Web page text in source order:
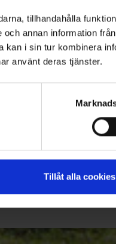
tillhandahålla
annan information
kan i sin tur kombinera
använt deras tjänster.
Tillåt alla cookies